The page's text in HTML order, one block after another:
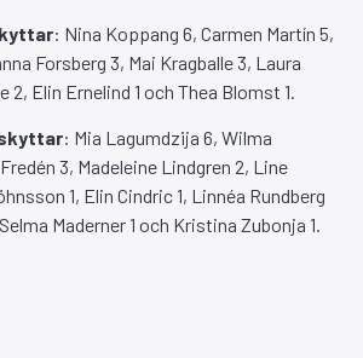
: Nina Koppang 6, Carmen Martín 5,
Forsberg 3, Mai Kragballe 3, Laura
2, Elin Ernelind 1 och Thea Blomst 1.
: Mia Lagumdzija 6, Wilma
3, Madeleine Lindgren 2, Line
1, Elin Cindric 1, Linnéa Rundberg
Maderner 1 och Kristina Zubonja 1.